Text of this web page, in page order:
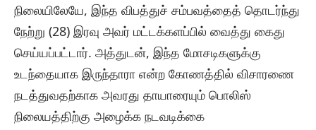
நிலையிலேயே, இந்த விபத்துச் சம்பவத்தைத் தொடர்ந்து
நேற்று (28) இரவு அவர் மட்டக்களப்பில் வைத்து கைது
செய்யப்பட்டார். அத்துடன், இந்த மோசடிகளுக்கு
உடந்தையாக இருந்தாரா என்ற கோணத்தில் விசாரணை
நடத்துவதற்காக அவரது தாயாரையும் பொலிஸ்
நிலையத்திற்கு அழைக்க நடவடிக்கை